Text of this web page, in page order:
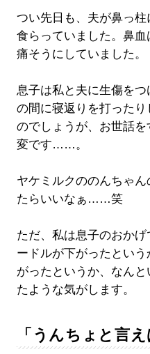
つい先日も、夫が鼻っ
食らっていました。鼻
痛そうにしていました。
息子は私と夫に生傷を
の間に寝返りを打った
のでしょうが、お世話
変です……。
ヤケミルクののんちゃ
たらいいなぁ……笑
ただ、私は息子のおか
ードルが下がったとい
がったというか、なん
たような気がします。
「うんちょと言